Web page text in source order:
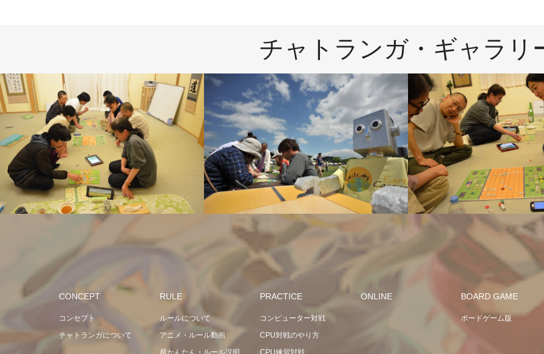
チャトランガ・ギャラリ
CONCEPT
コンセプト
チャトランガについて
RULE
ルールについて
アニメ・ルール動画
PRACTICE
コンピューター対戦
CPU対戦のやり方
ONLINE BOARD GAME
ボードゲーム版